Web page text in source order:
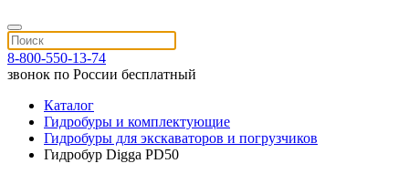
8-800-550-13-74
звонок по России бесплатный
Каталог
Гидробуры и комплектующие
Гидробуры для экскаваторов и погрузчиков
Гидробур Digga PD50